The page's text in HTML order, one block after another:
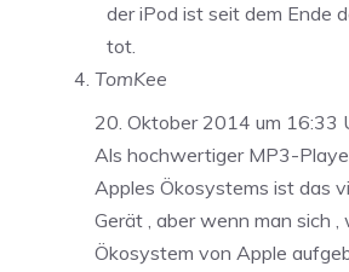
der iPod ist seit dem Ende
tot.
TomKee
20. Oktober 2014 um 16:33
Als hochwertiger MP3-
Apples Ökosystems ist das
Gerät , aber wenn man sich ,
Ökosystem von Apple